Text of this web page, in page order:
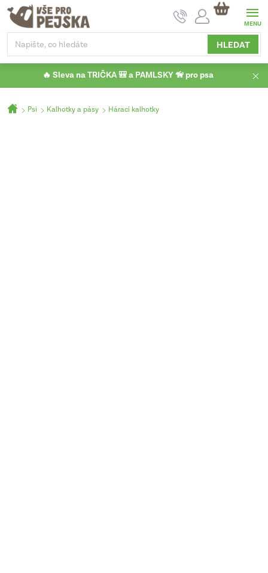
Přejít
obsah
HLEDAT
NÁKUPNÍ
KOŠÍK
🔥 Sleva na TRIČKA 🎒 a PAMLSKY 🦮 pro psa
Domů
Psi Kalhotky a pásy Hárací kalhotky